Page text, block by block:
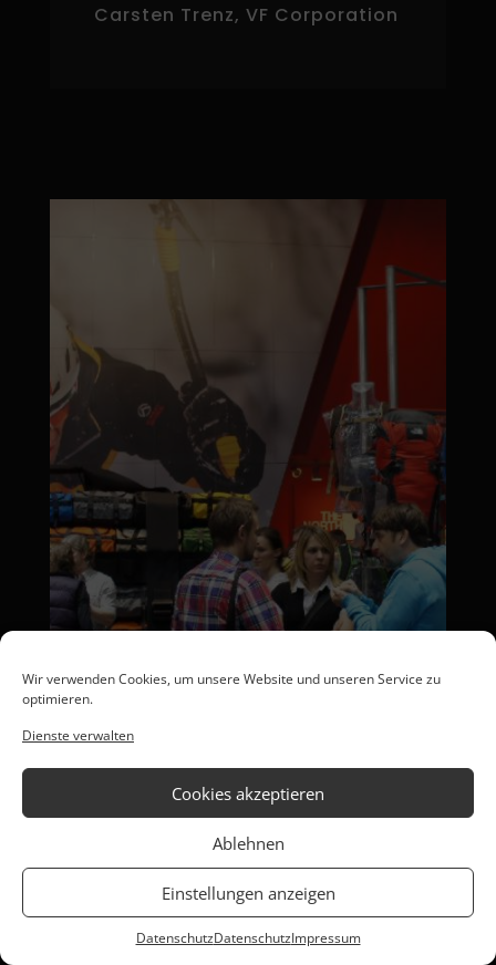
Wir verwenden Cookies, um unsere Website und unseren Service zu
optimieren.
Dienste verwalten
Cookies akzeptieren
Ablehnen
Einstellungen anzeigen
DatenschutzDatenschutzImpressum
Carsten Trenz, VF Corporation
THE NORTH FACE
„Mit MobiMedia haben wir 30